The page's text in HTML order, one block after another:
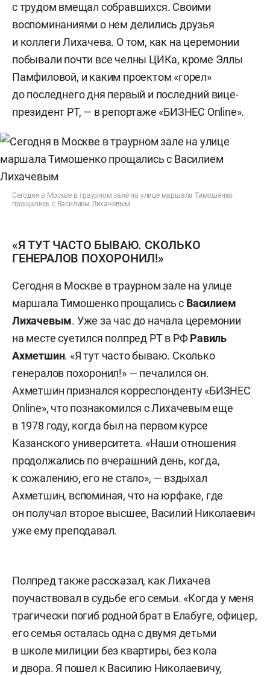
с трудом вмещал собравшихся. Своими
воспоминаниями о нем делились друзья
и коллеги Лихачева. О том, как на церемонии
побывали почти все челны ЦИКа, кроме Эллы
Памфиловой, и каким проектом «горел»
до последнего дня первый и последний вице-
президент РТ, — в репортаже «БИЗНЕС Online».
Сегодня в Москве в траурном зале на улице маршала Тимошенко
прощались с Василием Лихачевым
«Я ТУТ ЧАСТО БЫВАЮ. СКОЛЬКО
ГЕНЕРАЛОВ ПОХОРОНИЛ!»
Сегодня в Москве в траурном зале на улице
маршала Тимошенко прощались с Василием
Лихачевым. Уже за час до начала церемонии
на месте суетился полпред РТ в РФРавиль
Ахметшин. «Я тут часто бываю. Сколько
генералов похоронил!» — печалился он.
Ахметшин признался корреспонденту «БИЗНЕС
Online», что познакомился с Лихачевым еще
в 1978 году, когда был на первом курсе
Казанского университета. «Наши отношения
продолжались по вчерашний день, когда,
к сожалению, его не стало», — вздыхал
Ахметшин, вспоминая, что на юрфаке, где
он получал второе высшее, Василий Николаевич
уже ему преподавал.
Полпред также рассказал, как Лихачев
поучаствовал в судьбе его семьи. «Когда у меня
трагически погиб родной брат в Елабуге, офицер,
его семья осталась одна с двумя детьми
в школе милиции без квартиры, без кола
и двора. Я пошел к Василию Николаевичу,